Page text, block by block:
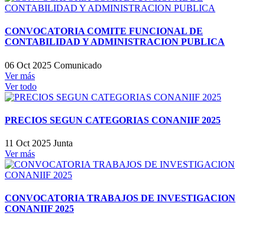
CONVOCATORIA COMITE FUNCIONAL DE
CONTABILIDAD Y ADMINISTRACION PUBLICA
06 Oct 2025 Comunicado
Ver más
Ver todo
PRECIOS SEGUN CATEGORIAS CONANIIF 2025
11 Oct 2025 Junta
Ver más
CONVOCATORIA TRABAJOS DE INVESTIGACION
CONANIIF 2025